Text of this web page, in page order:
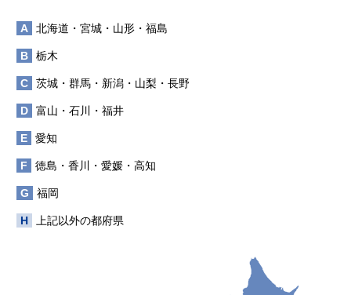
A 北海道・宮城・山形・福島
B 栃木
C 茨城・群馬・新潟・山梨・長野
D 富山・石川・福井
E 愛知
F 徳島・香川・愛媛・高知
G 福岡
H 上記以外の都府県